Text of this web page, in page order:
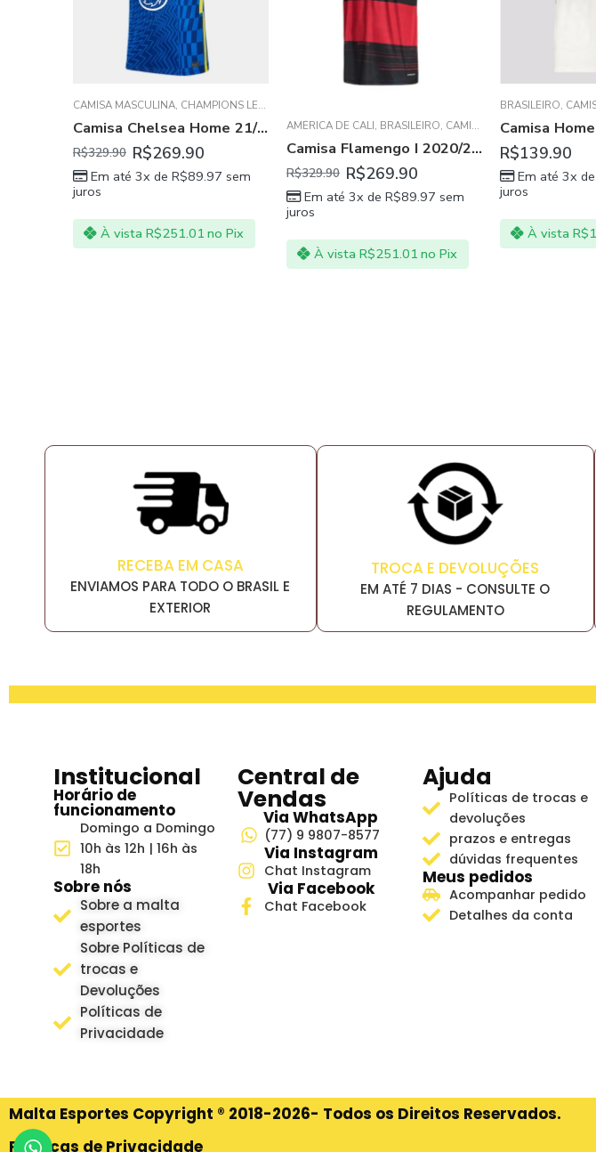
,CHELSEA FC,PREMIER LEAGUE
AMÉRICA DE CALI ,BRASILEIRO, CAMISA MASCULINA ,CSKA MOSCOW,FLAMENGO GRANADA CF,
R$329.90 R$ 269.90
Em até 3x de
À vistaR$251.01no Pix
Camisa Home Fortaleza 2021 – Branco
R$139.90
Em até 3x deR$46.63
juros
BOTAFOGO,
Avaliação
5.00de 5
R$309.90 R$
Em até 3x de
RECEBA EM CASA
ENVIAMOS PARA TODO O BRASIL E
EXTERIOR
TROCA E DEVOLUÇÕES
EM ATÉ 7 DIAS - CONSULTE O
REGULAMENTO
Institucional
Horário de
funcionamento
Domingo a Domingo
10h às 12h | 16h às
18h
Sobre nós
Sobre a malta
esportes
Sobre Políticas de
trocas e
Devoluções
Políticas de
Privacidade
Central de
Vendas
Via WhatsApp
(77) 9 9807-8577
Via Instagram
Chat Instagram
Via Facebook
Chat Facebook
Ajuda
Políticas de trocas e
devoluções
prazos e entregas
dúvidas frequentes
Meus pedidos
Acompanhar pedido
Detalhes da conta
Malta Esportes Copyright ® 2018-2026- Todos os Direitos Reservados.
Políticas de Privacidade